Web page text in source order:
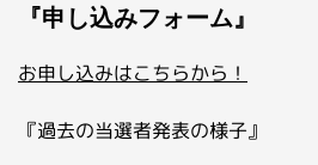
『申し込みフォーム』
お申し込みはこちらから！
『過去の当選者発表の様子』